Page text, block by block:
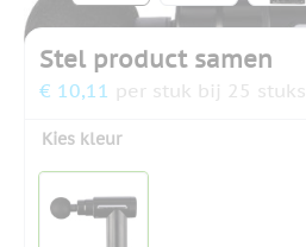
Stel product samen
€ 10,11 per stuk bij 25 stuks
Kies kleur